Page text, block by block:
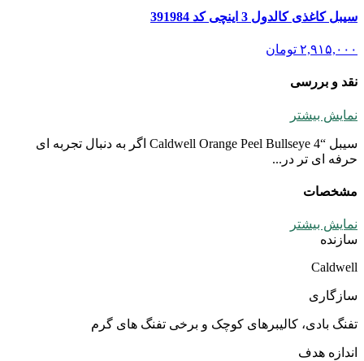
سیبل کاغذی کالدول 3 اینچی کد 391984
۲,۹۱۵,۰۰۰ تومان
نقد و بررسی
نمایش بیشتر
سیبل “Caldwell Orange Peel Bullseye 4 اگر به دنبال تجربه ای
حرفه ای تر در...
مشخصات
نمایش بیشتر
سازنده
Caldwell
سازگاری
تفنگ بادی، کالیبرهای کوچک و برخی تفنگ های گرم
اندازه هدف